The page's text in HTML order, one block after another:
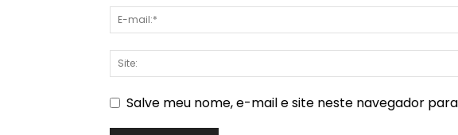
Salve meu nome, e-mail e site neste navegador